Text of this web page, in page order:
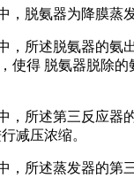
，脱氨器为降膜蒸发
，所述脱氨器的氨
使得 脱氨器脱除的
，所述第三反应器
减压浓缩。
，所述蒸发器的第